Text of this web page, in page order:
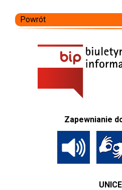
Powrót
Zapewnianie